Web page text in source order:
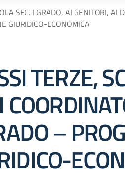
SEC. I GRADO, AI GENITORI, AI
GIURIDICO-ECONOMICA
TERZE,
–